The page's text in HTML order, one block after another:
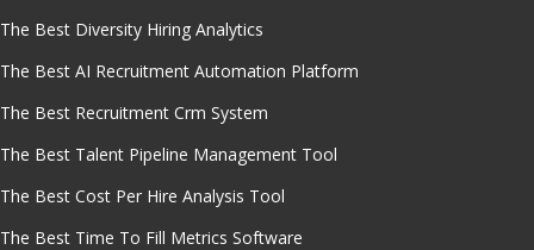
The Best Diversity Hiring Analytics
The Best AI Recruitment Automation Platform
The Best Recruitment Crm System
The Best Talent Pipeline Management Tool
The Best Cost Per Hire Analysis Tool
The Best Time To Fill Metrics Software